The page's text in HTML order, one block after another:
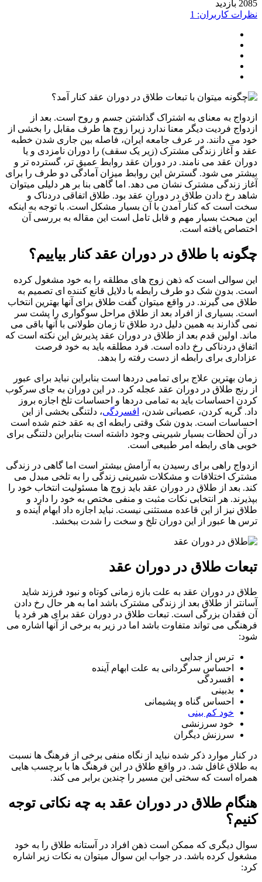
کاربران: 1
به معنای به اشتراک گذاشتن جسم و روح است. بعد از
فردیت دیگر معنا ندارد زیرا زوج ها طرف مقابل را بخشی از
می دانند. در عرف جامعه ایران، فاصله بین جاری شدن خطبه
و آغاز زندگی مشترک (زیر یک سقف) را دوران نامزدی و یا
عقد می نامند. در دوران عقد روابط عمیق تر، گسترده تر و
می شود. گسترش این روابط میزان آمادگی دو طرف را برای
زندگی مشترک نشان می دهد. اما گاهی بنا بر هر دلیلی میتوان
رخ دادن طلاق در دوران عقد بود. طلاق اتفاقی دردناک و
است که کنار آمدن با آن بسیار مشکل است. با توجه به اینکه
مبحث بسیار مهم و قابل تامل است این مقاله به بررسی آن
یافته است.
با طلاق در دوران عقد کنار بیاییم؟
سوالی است که ذهن زوج های مطلقه را به خود مشغول کرده
بدون شک دو طرف رابطه با دلایل قانع کننده ای تصمیم به
می گیرند. در واقع میتوان گفت طلاق برای آنها بهترین انتخاب
بسیاری از افراد بعد از طلاق مراحل سوگواری را پشت سر
به همین دلیل درد طلاق تا زمان طولانی با آنها باقی می
اولین قدم بعد از طلاق در دوران عقد پذیرش این نکته است که
دردناکی رخ داده است. فرد مطلقه باید به خود فرصت
برای رابطه از دست رفته را بدهد.
بهترین علاج برای تمامی دردها است بنابراین نباید برای عبور
طلاق در دوران عقد عجله کرد. در این دوران به جای سرکوب
احساسات باید به تمامی دردها و احساسات تلخ اجازه بروز
گریه کردن، عصبانی شدن،افسردگی ، دلتنگی بخشی از این
است. بدون شک وقتی رابطه ای به عقد ختم شده است
لحظات بسیار شیرینی وجود داشته است بنابراین دلتنگی برای
های رابطه امر طبیعی است.
راهی برای رسیدن به آرامش بیشتر است اما گاهی در زندگی
اختلافات و مشکلات شیرینی زندگی را به تلخی مبدل می
بعد از طلاق در دوران عقد باید زوج ها مسئولیت انتخاب خود را
هر انتخابی نکات مثبت و منفی مختص به خود را دارد و
نیز از این قاعده مستثنی نیست. نباید اجازه داد ابهام آینده و
ها عبور از این دوران تلخ و سخت را شدت ببخشد.
طلاق در دوران عقد
در دوران عقد به علت بازه زمانی کوتاه و نبود فرزند شاید
از طلاق بعد از زندگی مشترک باشد اما به هر حال رخ دادن
بزرگی است. تبعات طلاق در دوران عقد برای هر فرد یا
می تواند متفاوت باشد اما در زیر به برخی از آنها اشاره می
ترس از جدایی
احساس سرگردانی به علت ابهام آینده
افسردگی
بدبینی
احساس گناه و پشیمانی
خود کم بینی
خود سرزنشی
سرزنش دیگران
موارد ذکر شده نباید از نگاه منفی برخی از فرهنگ ها نسبت
غافل شد. در واقع طلاق در این فرهنگ ها با برچسب هایی
است که سختی این مسیر را چندین برابر می کند.
طلاق در دوران عقد به چه نکاتی توجه
دیگری که ممکن است ذهن افراد در آستانه طلاق را به خود
کرده باشد. در جواب این سوال میتوان به نکات زیر اشاره